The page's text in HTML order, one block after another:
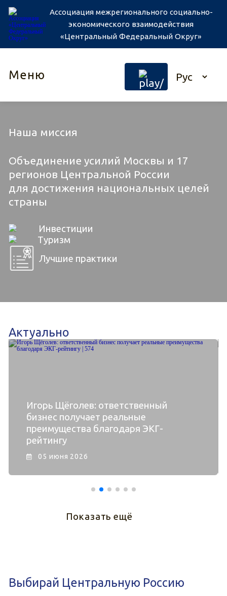
Ассоциация межрегионального социально-
экономического взаимодействия
«Центральный Федеральный Округ»
Меню
Наша миссия
Объединение усилий Москвы и 17
регионов Центральной России
для достижения национальных целей
страны
Инвестиции
Туризм
Лучшие практики
Актуально
Игорь Щёголев: ответственный
бизнес получает реальные
преимущества благодаря ЭКГ-
рейтингу
05 июня 2026
Показать ещё
Выбирай Центральную Россию